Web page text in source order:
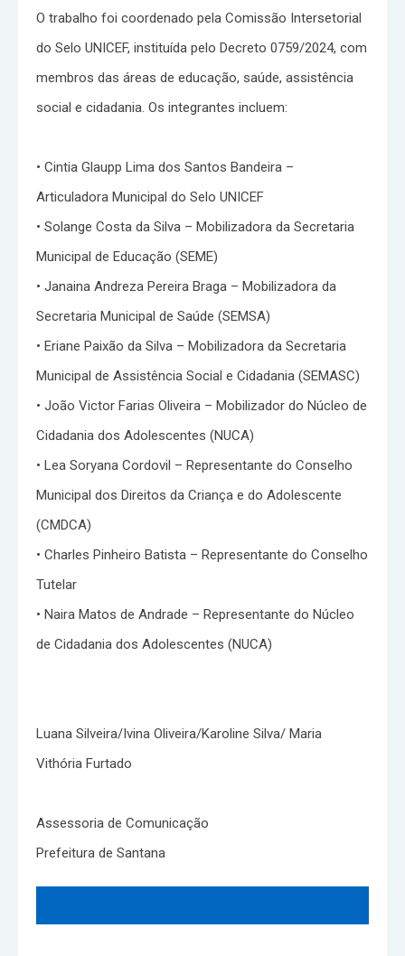
O trabalho foi coordenado pela Comissão Intersetorial
do Selo UNICEF, instituída pelo Decreto 0759/2024, com
membros das áreas de educação, saúde, assistência
social e cidadania. Os integrantes incluem:
• Cintia Glaupp Lima dos Santos Bandeira –
Articuladora Municipal do Selo UNICEF
• Solange Costa da Silva – Mobilizadora da Secretaria
Municipal de Educação (SEME)
• Janaina Andreza Pereira Braga – Mobilizadora da
Secretaria Municipal de Saúde (SEMSA)
• Eriane Paixão da Silva – Mobilizadora da Secretaria
Municipal de Assistência Social e Cidadania (SEMASC)
• João Victor Farias Oliveira – Mobilizador do Núcleo de
Cidadania dos Adolescentes (NUCA)
• Lea Soryana Cordovil – Representante do Conselho
Municipal dos Direitos da Criança e do Adolescente
(CMDCA)
• Charles Pinheiro Batista – Representante do Conselho
Tutelar
• Naira Matos de Andrade – Representante do Núcleo
de Cidadania dos Adolescentes (NUCA)
Luana Silveira/Ivina Oliveira/Karoline Silva/ Maria
Vithória Furtado
Assessoria de Comunicação
Prefeitura de Santana